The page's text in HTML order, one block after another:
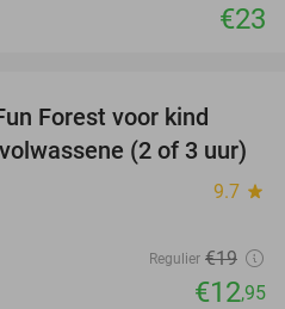
€23
Forest voor kind
(2 of 3 uur)
9.7 star
Regulier €19
€12,95